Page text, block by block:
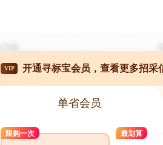
VIP 开通寻标宝会员，查看更多招采
单省会员
限购一次 最划算